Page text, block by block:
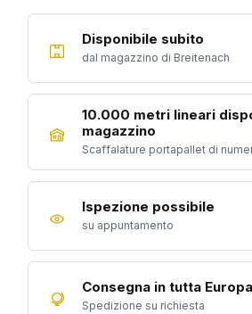
Disponibile subito
dal magazzino di Breitenach
10.000 metri lineari
magazzino
Scaffalature portapallet di
Ispezione possibile
su appuntamento
Consegna in tutta Europa
Spedizione su richiesta